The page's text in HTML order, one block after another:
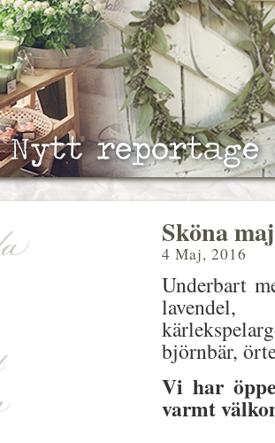
Sköna
4 Maj, 2016
Underbart
lavendel,
björnbär,
Vi har
varmt